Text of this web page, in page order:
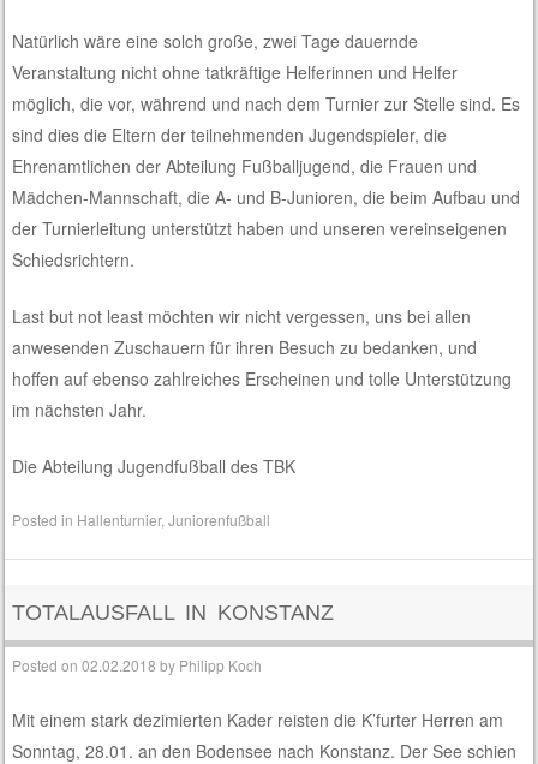
Natürlich wäre eine solch große, zwei Tage dauernde
Veranstaltung nicht ohne tatkräftige Helferinnen und Helfer
möglich, die vor, während und nach dem Turnier zur Stelle sind. Es
sind dies die Eltern der teilnehmenden Jugendspieler, die
Ehrenamtlichen der Abteilung Fußballjugend, die Frauen und
Mädchen-Mannschaft, die A- und B-Junioren, die beim Aufbau und
der Turnierleitung unterstützt haben und unseren vereinseigenen
Schiedsrichtern.
Last but not least möchten wir nicht vergessen, uns bei allen
anwesenden Zuschauern für ihren Besuch zu bedanken, und
hoffen auf ebenso zahlreiches Erscheinen und tolle Unterstützung
im nächsten Jahr.
Die Abteilung Jugendfußball des TBK
Posted in Hallenturnier,Juniorenfußball
TOTALAUSFALL IN KONSTANZ
Posted on02.02.2018 by Philipp Koch
Mit einem stark dezimierten Kader reisten die K’furter Herren am
Sonntag, 28.01. an den Bodensee nach Konstanz. Der See schien